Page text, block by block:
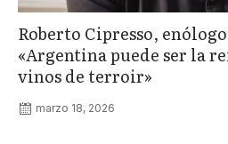
Roberto Cipresso,
«Argentina puede ser la
vinos de terroir»
marzo 18, 2026